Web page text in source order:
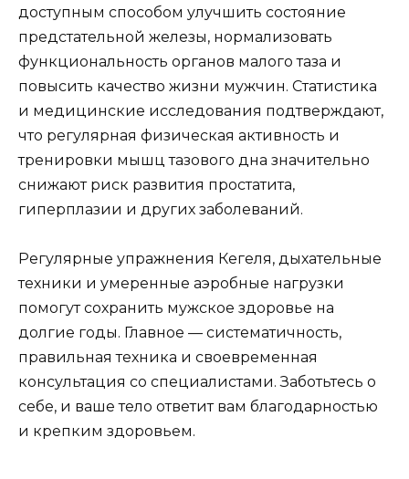
доступным способом улучшить состояние
предстательной железы, нормализовать
функциональность органов малого таза и
повысить качество жизни мужчин. Статистика
и медицинские исследования подтверждают,
что регулярная физическая активность и
тренировки мышц тазового дна значительно
снижают риск развития простатита,
гиперплазии и других заболеваний.
Регулярные упражнения Кегеля, дыхательные
техники и умеренные аэробные нагрузки
помогут сохранить мужское здоровье на
долгие годы. Главное — систематичность,
правильная техника и своевременная
консультация со специалистами. Заботьтесь о
себе, и ваше тело ответит вам благодарностью
и крепким здоровьем.